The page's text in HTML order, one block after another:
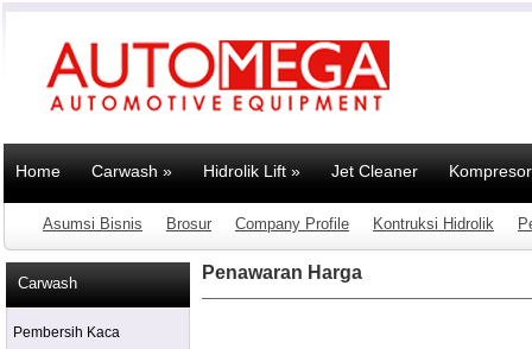
Home Carwash » Hidrolik Lift » Jet Cleaner Kompresor
Asumsi Bisnis Brosur Company Profile Kontruksi Hidrolik
Carwash
Pembersih Kaca
Penawaran Harga